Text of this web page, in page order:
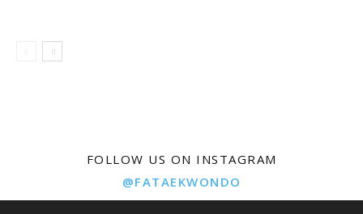
FOLLOW US ON INSTAGRAM
@FATAEKWONDO